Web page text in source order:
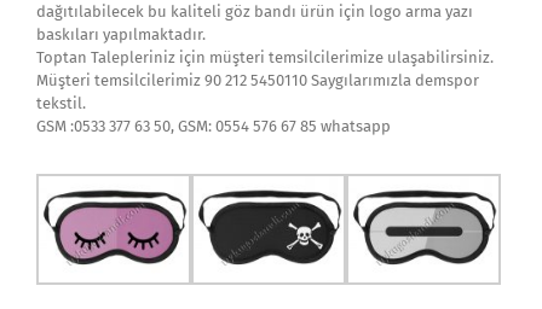
dağıtılabilecek bu kaliteli göz bandı ürün için logo arma yazı
baskıları yapılmaktadır.
Toptan Talepleriniz için müşteri temsilcilerimize ulaşabilirsiniz.
Müşteri temsilcilerimiz 90 212 5450110 Saygılarımızla demspor
tekstil.
GSM :0533 377 63 50, GSM: 0554 576 67 85 whatsapp